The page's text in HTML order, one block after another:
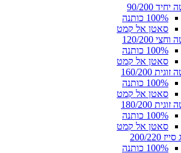
90/200
100% כותנה
סאטן אל קמט
120/200
100% כותנה
סאטן אל קמט
160/200
100% כותנה
סאטן אל קמט
180/200
100% כותנה
סאטן אל קמט
200/220
100% כותנה